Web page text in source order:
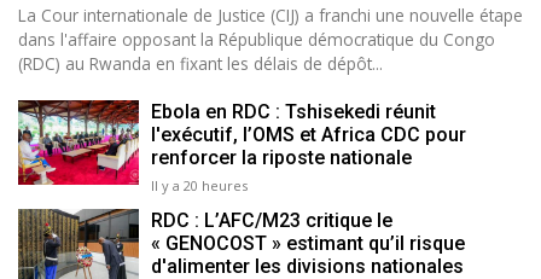
La Cour internationale de Justice (CIJ) a franchi une nouvelle étape
dans l'affaire opposant la République démocratique du Congo
(RDC) au Rwanda en fixant les délais de dépôt...
Ebola en RDC : Tshisekedi réunit
l'exécutif, l’OMS et Africa CDC pour
renforcer la riposte nationale
Il y a 20 heures
RDC : L’AFC/M23 critique le
« GENOCOST » estimant qu’il risque
d'alimenter les divisions nationales